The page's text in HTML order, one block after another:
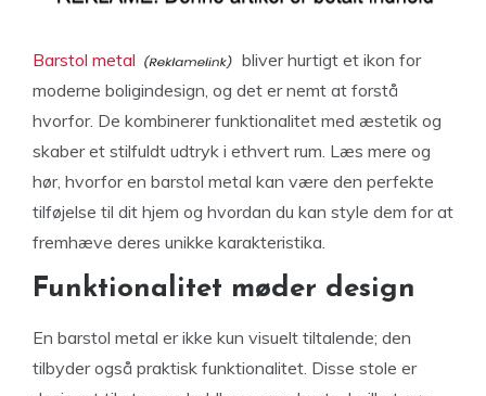
Barstol metal
bliver hurtigt et ikon for
moderne boligindesign, og det er nemt at forstå
hvorfor. De kombinerer funktionalitet med æstetik og
skaber et stilfuldt udtryk i ethvert rum. Læs mere og
hør, hvorfor en barstol metal kan være den perfekte
tilføjelse til dit hjem og hvordan du kan style dem for at
fremhæve deres unikke karakteristika.
Funktionalitet møder design
En barstol metal er ikke kun visuelt tiltalende; den
tilbyder også praktisk funktionalitet. Disse stole er